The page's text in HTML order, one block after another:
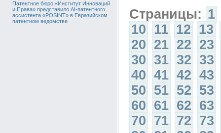
Патентное бюро «Институт Инноваций
и Права» представило AI-патентного
ассистента «POSINT» в Евразийском
патентном ведомстве
Страницы: 1
10 11 12 13
20 21 22 23
30 31 32 33
40 41 42 43
50 51 52 53
60 61 62 63
70 71 72 73